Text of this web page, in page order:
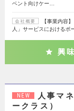
ベント向けケー…
会社概要
【事業内容
人」サービスにおけるポ
興
NEW
人事マ
ークラス）